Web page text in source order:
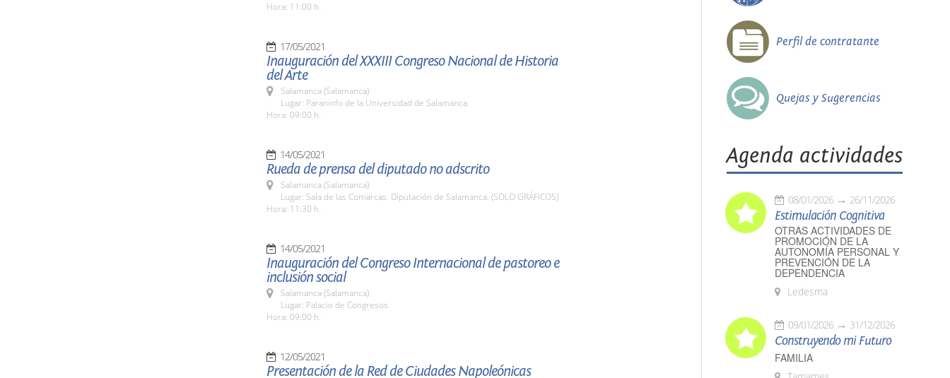
Hora: 11:00 h.
17/05/2021
Inauguración del XXXIII Congreso Nacional de Historia
del Arte
Salamanca (Salamanca)
Lugar: Paraninfo de la Universidad de Salamanca
Hora: 09:00 h.
14/05/2021
Rueda de prensa del diputado no adscrito
Salamanca (Salamanca)
Lugar: Sala de las Comarcas. Diputación de Salamanca. (SOLO GRÁFICOS)
Hora: 11:30 h.
14/05/2021
Inauguración del Congreso Internacional de pastoreo e
inclusión social
Salamanca (Salamanca)
Lugar: Palacio de Congresos
Hora: 09:00 h.
12/05/2021
Presentación de la Red de Ciudades Napoleónicas
Perfil de contratante
Quejas y Sugerencias
Agenda actividades
08/01/2026 26/11/2026
Estimulación Cognitiva
OTRAS ACTIVIDADES DE
PROMOCIÓN DE LA
AUTONOMÍA PERSONAL Y
PREVENCIÓN DE LA
DEPENDENCIA
Ledesma
09/01/2026 31/12/2026
Construyendo mi Futuro
FAMILIA